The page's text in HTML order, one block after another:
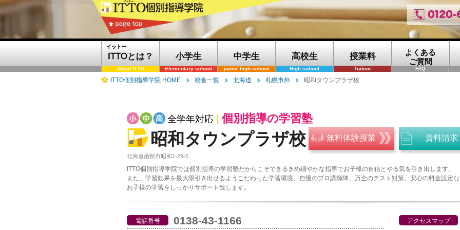
イットー
ITTOとは？
About ITTO
小学生
Elementary school
中学生
junior high school
高校生
High school
授業料
Tuition
よくある
ご質問
FAQ
ITTO個別指導学院 HOME 校舎一覧 北海道 札幌市外 昭和タウンプラザ校
全学年対応 個別指導の学習塾
昭和タウンプラザ校 無料体験授業 資料請求
北海道函館市昭和1-29-5
ITTO個別指導学院では個別指導の学習塾だからこそできるきめ細やかな指導でお子様の自信とやる気を引き出します。
また、学習効果を最大限引き出せるようこだわった学習環境、自慢のプロ講師陣、万全のテスト対策、安心の料金設定
お子様の学習をしっかりサポート致します。
電話番号 0138-43-1166 アクセスマップ